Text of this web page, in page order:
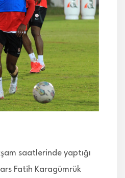
saatlerinde yaptığı
Fatih Karagümrük